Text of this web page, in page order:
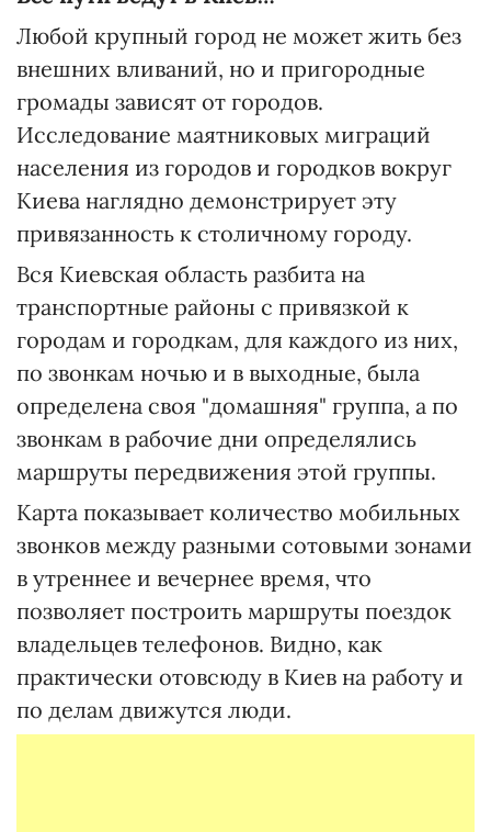
Любой крупный город не может жить без
внешних вливаний, но и пригородные
громады зависят от городов.
Исследование маятниковых миграций
населения из городов и городков вокруг
Киева наглядно демонстрирует эту
привязанность к столичному городу.
Вся Киевская область разбита на
транспортные районы с привязкой к
городам и городкам, для каждого из них,
по звонкам ночью и в выходные, была
определена своя "домашняя" группа, а по
звонкам в рабочие дни определялись
маршруты передвижения этой группы.
Карта показывает количество мобильных
звонков между разными сотовыми зонами
в утреннее и вечернее время, что
позволяет построить маршруты поездок
владельцев телефонов. Видно, как
практически отовсюду в Киев на работу и
по делам движутся люди.